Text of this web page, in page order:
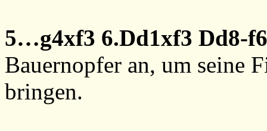
5…g4xf3 6.Dd1xf3 Dd8-f6
Bauernopfer an, um seine
bringen.